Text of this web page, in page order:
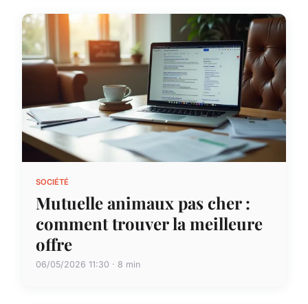
SOCIÉTÉ
Mutuelle animaux pas cher :
comment trouver la meilleure
offre
06/05/2026 11:30 · 8 min